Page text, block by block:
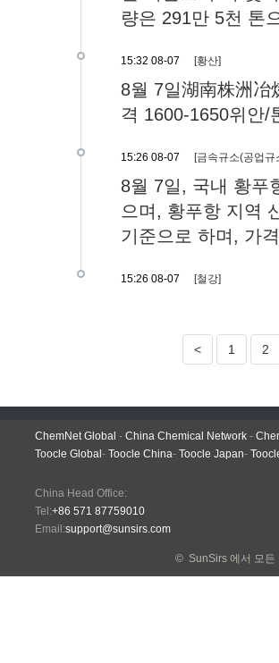
량은 291만 5천 톤
15:32 08-07 [황산]
8월 7일湖南株洲冶
격 1600-1650위안/
15:26 08-07 [금속규소(공업규
8월 7일, 국내 황푸
으며, 황푸항 지역
기준으로 하며, 가
15:26 08-07 [철강]
< 1 2
ChemNet Global - China Chemical Network -
Toocle Global - Toocle China- Toocle Japan-
China Head Office:
Tel:+86 571 87759010
Email:support@sunsirs.com
© SunSirs 에서 모